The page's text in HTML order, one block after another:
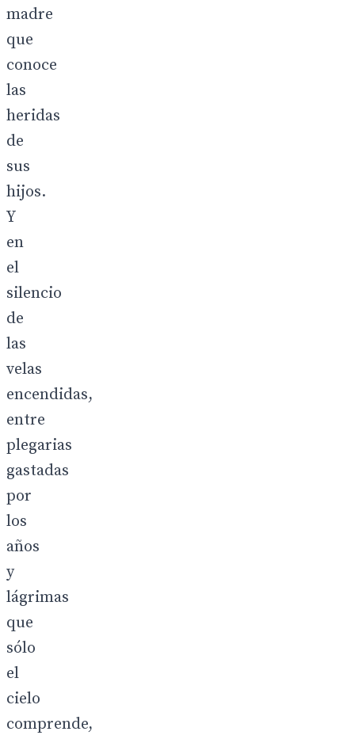
madre
que
conoce
las
heridas
de
sus
hijos.
Y
en
el
silencio
de
las
velas
encendidas,
entre
plegarias
gastadas
por
los
años
y
lágrimas
que
sólo
el
cielo
comprende,